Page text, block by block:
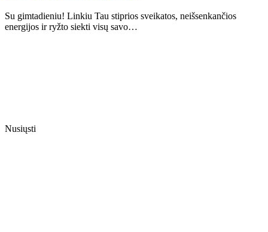
Su gimtadieniu! Linkiu Tau stiprios sveikatos, neišsenkančios
energijos ir ryžto siekti visų savo…
Nusiųsti